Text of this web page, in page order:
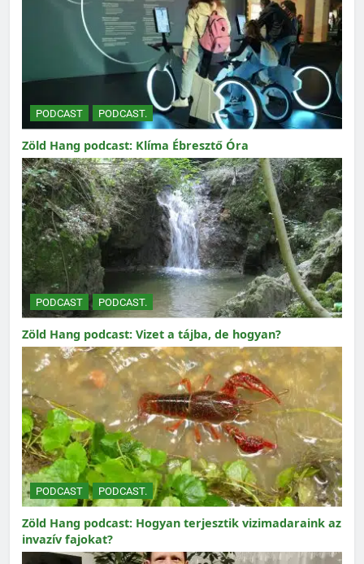
PODCAST PODCAST.
Zöld Hang podcast: Klíma Ébresztő Óra
PODCAST PODCAST.
Zöld Hang podcast: Vizet a tájba, de hogyan?
PODCAST PODCAST.
Zöld Hang podcast: Hogyan terjesztik vizimadaraink az
invazív fajokat?